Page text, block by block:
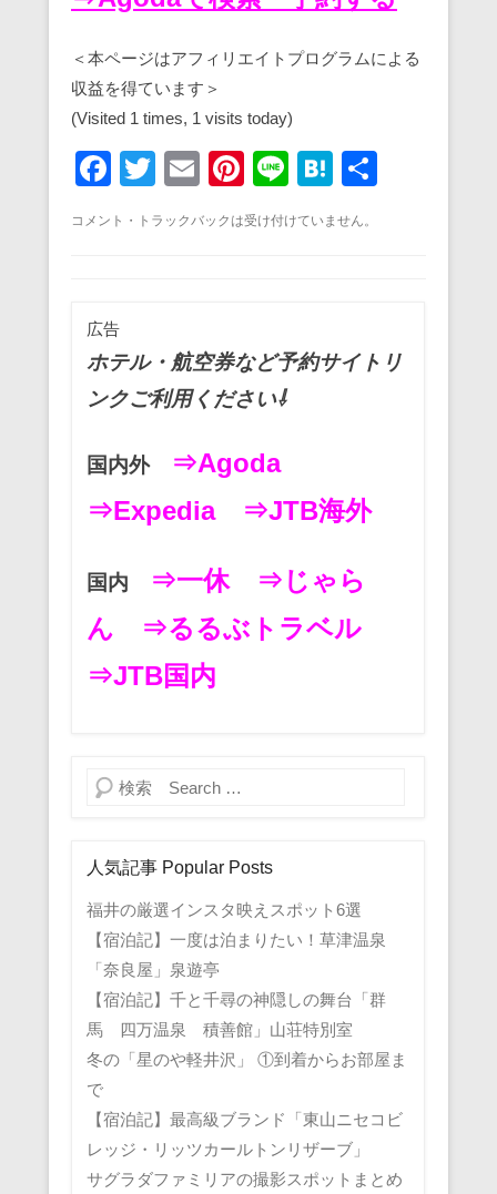
＜本ページはアフィリエイトプログラムによる
収益を得ています＞
(Visited 1 times, 1 visits today)
F
c
b
o
o
k
T
tt
E
ail
Pi
nt
er
Li
e
H
e
コメント・トラックバックは受け付けていません。
広告
ホテル・航空券など予約サイトリ
ンクご利用ください⇩
国内外
⇒Agoda
⇒Expedia
⇒JTB海外
国内 ⇒一休
⇒じゃら
ん
⇒るるぶトラベル
⇒JTB国内
検索
人気記事 Popular Posts
福井の厳選インスタ映えスポット6選
【宿泊記】一度は泊まりたい！草津温泉
「奈良屋」泉遊亭
【宿泊記】千と千尋の神隠しの舞台「群
馬 四万温泉 積善館」山荘特別室
冬の「星のや軽井沢」 ①到着からお部屋ま
で
【宿泊記】最高級ブランド「東山ニセコビ
レッジ・リッツカールトンリザーブ」
サグラダファミリアの撮影スポットまとめ